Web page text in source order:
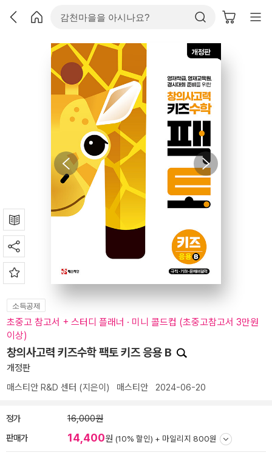
소득공제
초중고 참고서 + 스터디 플래너 · 미니 콜드컵 (초중고참고서 3만원
이상)
창의사고력 키즈수학 팩토 키즈 응용 B
개정판
매스티안 R&D 센터 (지은이) 매스티안 2024-06-20
정가 16,000원
판매가 14,400원 (10% 할인) + 마일리지 800원